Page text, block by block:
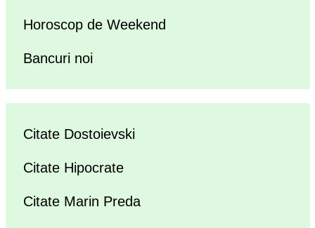
Horoscop de Weekend
Bancuri noi
Citate Dostoievski
Citate Hipocrate
Citate Marin Preda